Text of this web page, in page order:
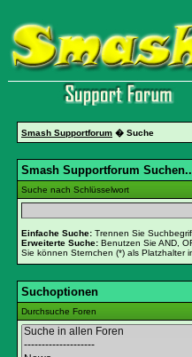
Smash Supportforum � Suche
Smash Supportforum
Suche nach Schlüsselwort
Einfache Suche: Trennen Sie
Erweiterte Suche: Benutzen Sie AND,
Sie können Sternchen (*) als Platzhalter
Suchoptionen
Durchsuche Foren